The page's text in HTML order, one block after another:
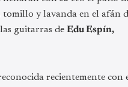
tomillo y lavanda en el afán
guitarras de Edu Espín,
recientemente con